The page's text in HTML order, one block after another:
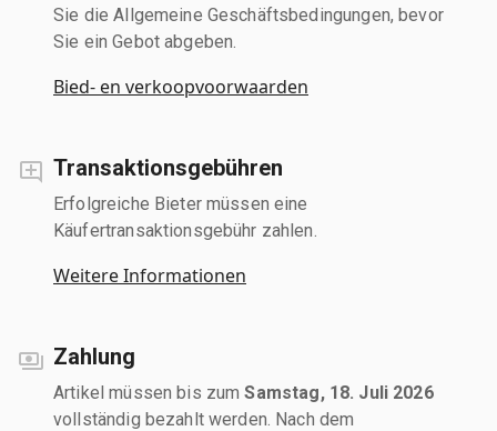
Sie die Allgemeine Geschäftsbedingungen, bevor
Sie ein Gebot abgeben.
Bied- en verkoopvoorwaarden
Transaktionsgebühren
Erfolgreiche Bieter müssen eine
Käufertransaktionsgebühr zahlen.
Weitere Informationen
Zahlung
Artikel müssen bis zumSamstag, 18. Juli 2026
vollständig bezahlt werden. Nach dem